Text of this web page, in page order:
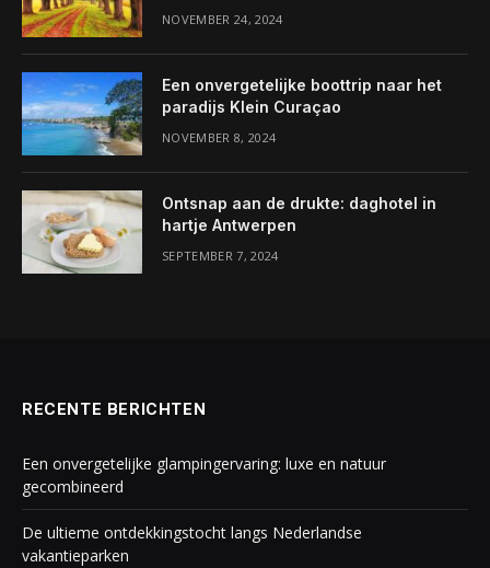
NOVEMBER 24, 2024
Een onvergetelijke boottrip naar het
paradijs Klein Curaçao
NOVEMBER 8, 2024
Ontsnap aan de drukte: daghotel in
hartje Antwerpen
SEPTEMBER 7, 2024
RECENTE BERICHTEN
Een onvergetelijke glampingervaring: luxe en natuur
gecombineerd
De ultieme ontdekkingstocht langs Nederlandse
vakantieparken